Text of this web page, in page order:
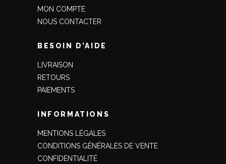
MON COMPTE
NOUS CONTACTER
BESOIN D’AIDE
LIVRAISON
RETOURS
PAIEMENTS
INFORMATIONS
MENTIONS LÉGALES
CONDITIONS GÉNÉRALES DE VENTE
CONFIDENTIALITÉ